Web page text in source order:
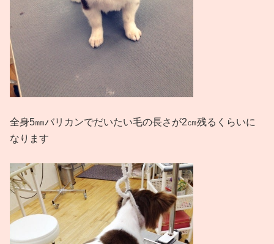
全身5㎜バリカンでだいたい毛の長さが2㎝残るくらいに
なります